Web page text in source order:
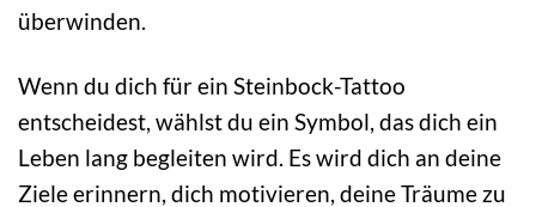
überwinden.
Wenn du dich für ein Steinbock-Tattoo
entscheidest, wählst du ein Symbol, das dich ein
Leben lang begleiten wird. Es wird dich an deine
Ziele erinnern, dich motivieren, deine Träume zu